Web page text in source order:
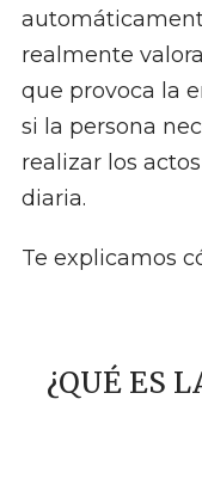
realmente
que provoca la
si la persona
realizar los
diaria.
Te explicamos
¿QUÉ ES